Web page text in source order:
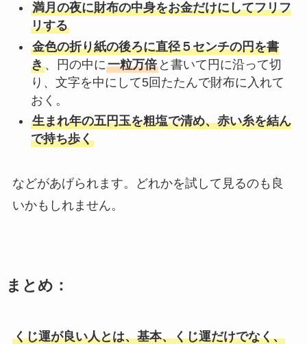
満月の夜に財布の中身をお金だけにしてフリフ
リする
金色の折り紙の後ろに直径５センチの円を書
き、円の中に一粒万倍と書いて円に沿って切
り、文字を中にして5回たたんで財布に入れて
おく。
生まれ年の五円玉を粗塩で清め、赤い糸を結ん
で持ち歩く
などがあげられます。どれかを試して見るのも良
いかもしれません。
まとめ：
くじ運が良い人とは、基本、くじ運だけでなく、